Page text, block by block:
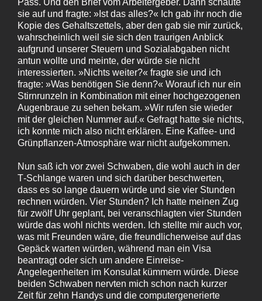
sie auf und fragte: »Ist das alles?« Ich gab ihr noch die
Kopie des Gehaltszettels, aber den gab sie mir zurück,
wahrscheinlich weil sie sich den traurigen Anblick
aufgrund unserer Steuern und Sozialabgaben nicht
antun wollte und meinte, der würde sie nicht
interessierten. »Nichts weiter?« fragte sie und ich
fragte: »Was benötigen Sie denn?« Worauf ich nur ein
Stirnrunzeln in Kombination mit einer hochgezogenen
Augenbraue zu sehen bekam. »Wir rufen sie wieder
mit der gleichen Nummer auf.« Gefragt hatte sie nichts,
ich konnte mich also nicht erklären. Eine Kaffee- und
Grünpflanzen-Atmosphäre war nicht aufgekommen.
Nun saß ich vor zwei Schwaben, die wohl auch in der
T‑Schlange waren und sich darüber beschwerten,
dass es so lange dauern würde und sie vier Stunden
rechnen würden. Vier Stunden? Ich hatte meinen Zug
für zwölf Uhr geplant, bei veranschlagten vier Stunden
würde das wohl nichts werden. Ich stellte mir auch vor,
was mit Freunden wäre, die freundlicherweise auf das
Gepäck warten würden, während man ein Visa
beantragt oder sich um andere Einreise-
Angelegenheiten im Konsulat kümmern würde. Diese
beiden Schwaben nervten mich schon nach kurzer
Zeit für zehn Handys und die computergenerierte